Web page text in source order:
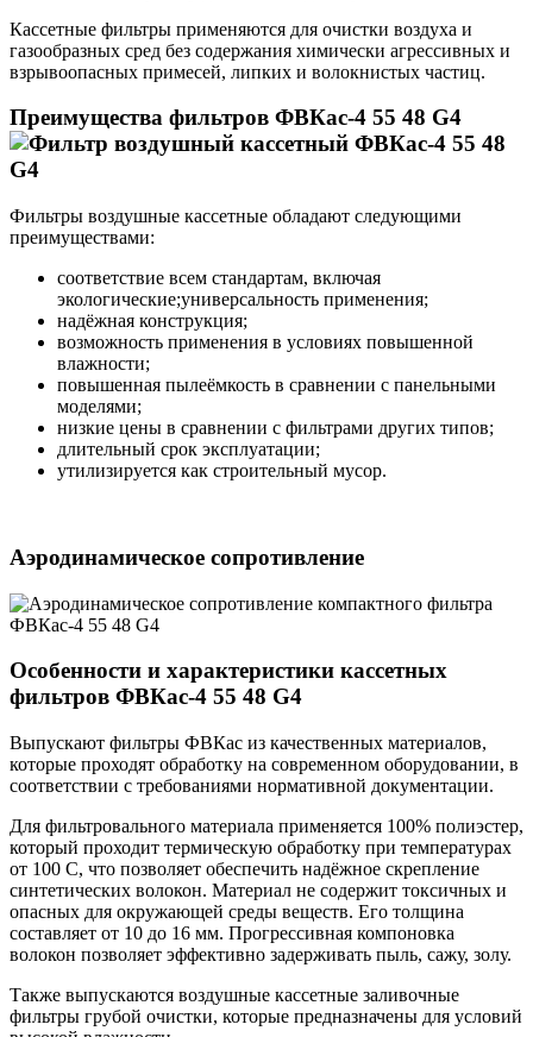
Кассетные фильтры применяются для очистки воздуха и
газообразных сред без содержания химически агрессивных и
взрывоопасных примесей, липких и волокнистых частиц.
Преимущества фильтров ФВКас-4 55 48 G4
Фильтры воздушные кассетные обладают следующими
преимуществами:
соответствие всем стандартам, включая
экологические;универсальность применения;
надёжная конструкция;
возможность применения в условиях повышенной
влажности;
повышенная пылеёмкость в сравнении с панельными
моделями;
низкие цены в сравнении с фильтрами других типов;
длительный срок эксплуатации;
утилизируется как строительный мусор.
Аэродинамическое сопротивление
Особенности и характеристики кассетных
фильтров ФВКас-4 55 48 G4
Выпускают фильтры ФВКас из качественных материалов,
которые проходят обработку на современном оборудовании, в
соответствии с требованиями нормативной документации.
Для фильтровального материала применяется 100% полиэстер,
который проходит термическую обработку при температурах
от 100 С, что позволяет обеспечить надёжное скрепление
синтетических волокон. Материал не содержит токсичных и
опасных для окружающей среды веществ. Его толщина
составляет от 10 до 16 мм. Прогрессивная компоновка
волокон позволяет эффективно задерживать пыль, сажу, золу.
Также выпускаются воздушные кассетные заливочные
фильтры грубой очистки, которые предназначены для условий